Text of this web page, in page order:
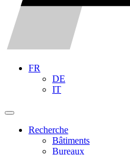
FR
DE
IT
Recherche
Bâtiments
Bureaux